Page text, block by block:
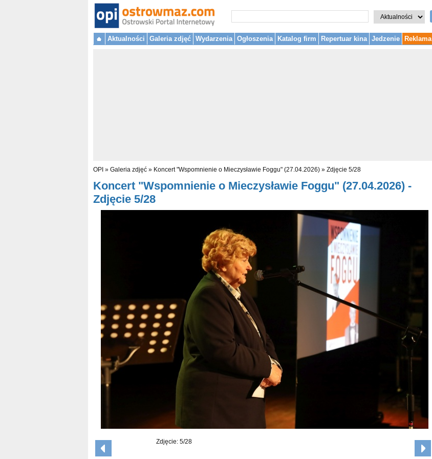
Aktualności Galeria zdjęć Wydarzenia Ogłoszenia Katalog firm Repertuar kina Jedzenie Reklama
OPI » Galeria zdjęć » Koncert "Wspomnienie o Mieczysławie Foggu" (27.04.2026) » Zdjęcie 5/28
Koncert "Wspomnienie o Mieczysławie Foggu" (27.04.2026) -
Zdjęcie 5/28
Zdjęcie: 5/28